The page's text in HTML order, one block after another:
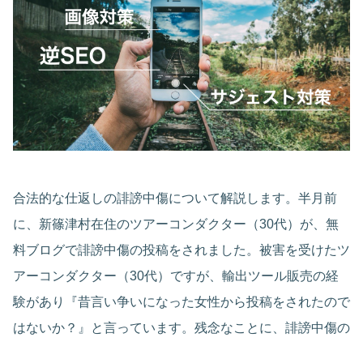
合法的な仕返しの誹謗中傷について解説します。半月前
に、新篠津村在住のツアーコンダクター（30代）が、無
料ブログで誹謗中傷の投稿をされました。被害を受けたツ
アーコンダクター（30代）ですが、輸出ツール販売の経
験があり『昔言い争いになった女性から投稿をされたので
はないか？』と言っています。残念なことに、誹謗中傷の